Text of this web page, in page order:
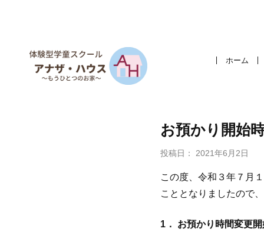
ホーム
お預かり開始
投稿日： 2021年6月2日
この度、令和３年７月
こととなりましたので
1． お預かり時間変更